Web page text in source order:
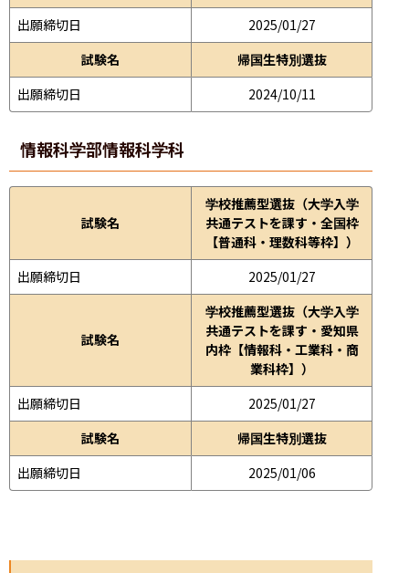
出願締切日
2025/01/27
試験名
帰国生特別選抜
出願締切日
2024/10/11
情報科学部情報科学科
試験名
学校推薦型選抜（大学入学
共通テストを課す・全国枠
【普通科・理数科等枠】）
出願締切日
2025/01/27
試験名
学校推薦型選抜（大学入学
共通テストを課す・愛知県
内枠【情報科・工業科・商
業科枠】）
出願締切日
2025/01/27
試験名
帰国生特別選抜
出願締切日
2025/01/06